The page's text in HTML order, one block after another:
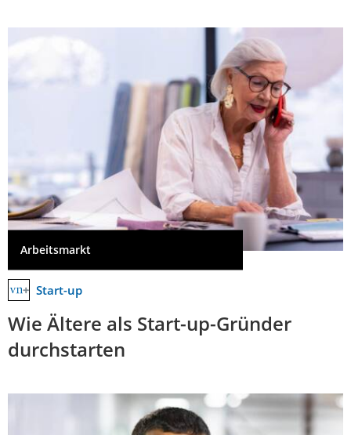
Arbeitsmarkt
Start-up
Wie Ältere als Start-up-Gründer
durchstarten